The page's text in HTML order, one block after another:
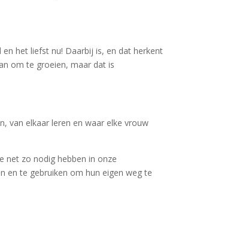
het liefst nu! Daarbij is, en dat herkent
om te groeien, maar dat is
van elkaar leren en waar elke vrouw
net zo nodig hebben in onze
en te gebruiken om hun eigen weg te